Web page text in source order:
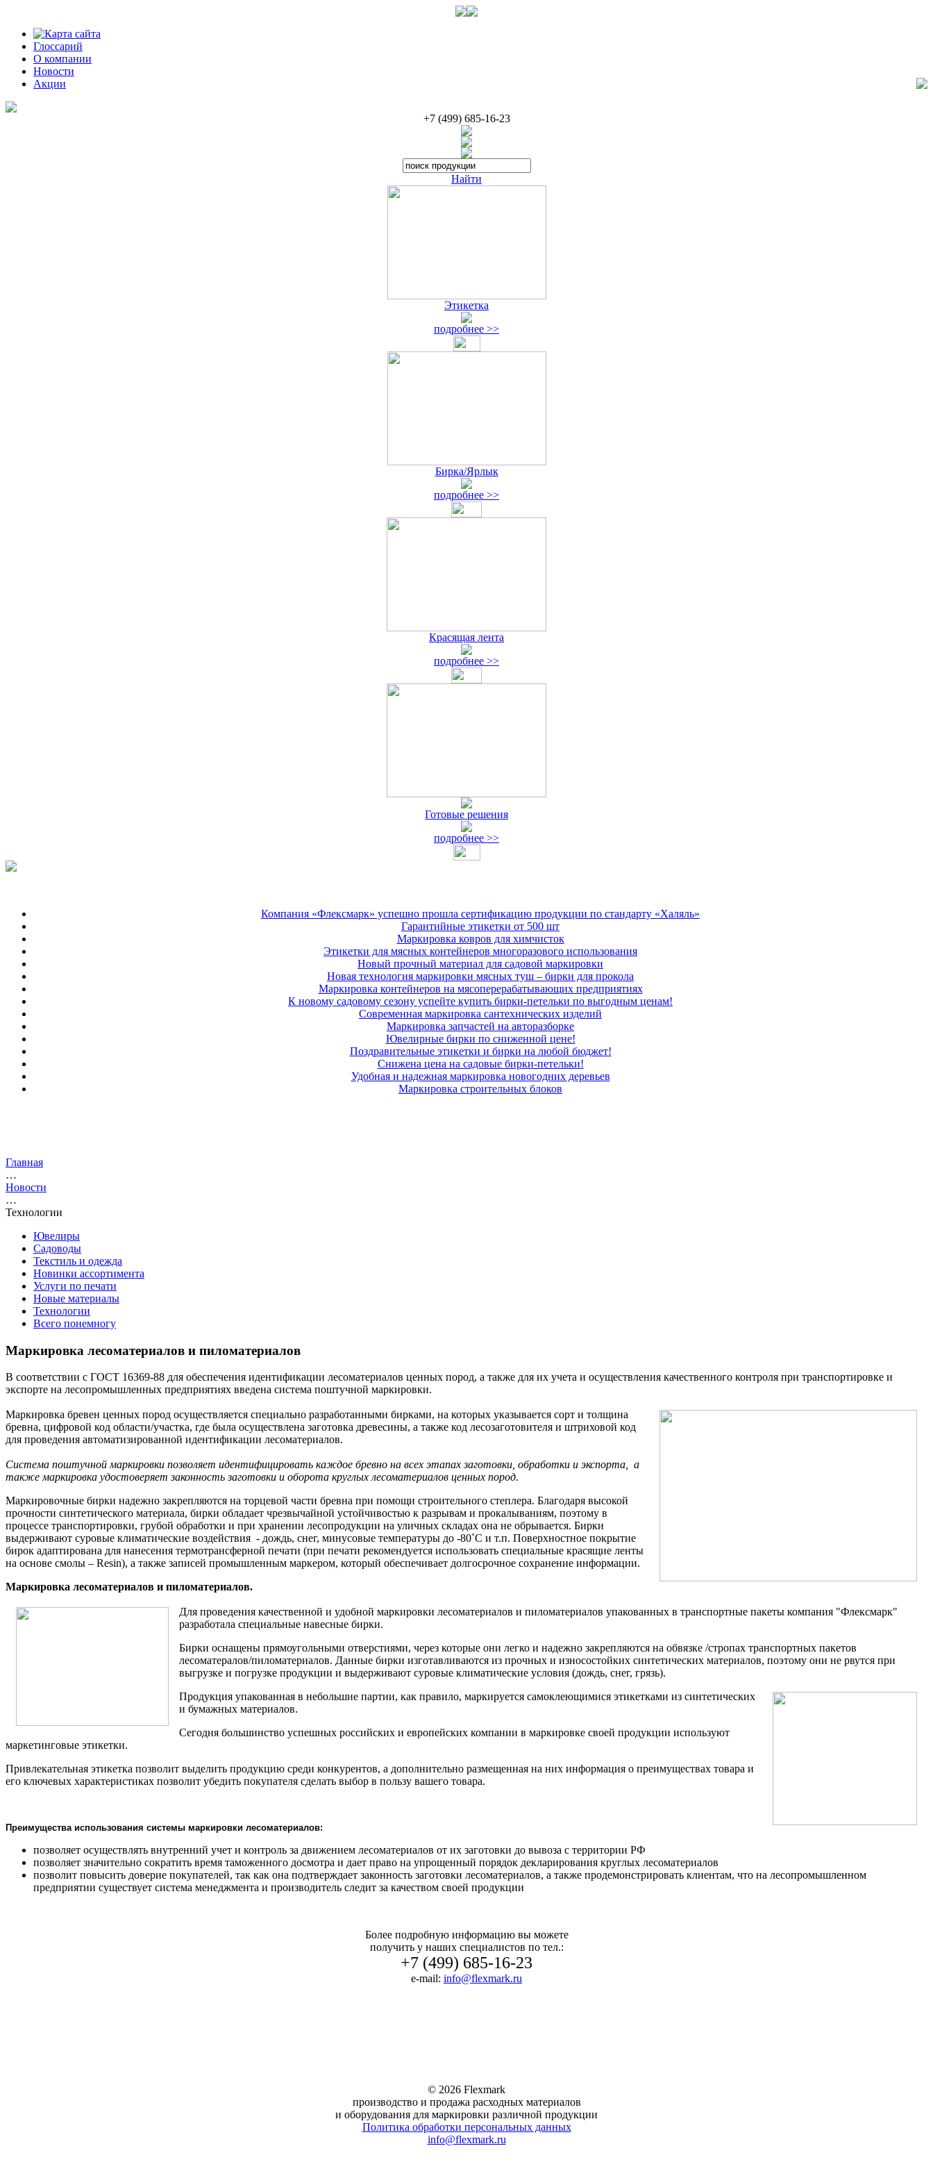
Карта сайта
Глоссарий
О компании
Новости
Акции
+7(499) 685-16-23
Найти
Этикетка
подробнее >>
Бирка/Ярлык
подробнее >>
Красящая лента
подробнее >>
Готовые решения
подробнее >>
Компания «Флексмарк» успешно прошла сертификацию продукции по стандарту «Халяль»
Гарантийные этикетки от 500 шт
Маркировка ковров для химчисток
Этикетки для мясных контейнеров многоразового использования
Новый прочный материал для садовой маркировки
Новая технология маркировки мясных туш – бирки для прокола
Маркировка контейнеров на мясоперерабатывающих предприятиях
К новому садовому сезону успейте купить бирки-петельки по выгодным ценам!
Современная маркировка сантехнических изделий
Маркировка запчастей на авторазборке
Ювелирные бирки по сниженной цене!
Поздравительные этикетки и бирки на любой бюджет!
Снижена цена на садовые бирки-петельки!
Удобная и надежная маркировка новогодних деревьев
Маркировка строительных блоков
Главная
…
Новости
…
Технологии
Ювелиры
Садоводы
Текстиль и одежда
Новинки ассортимента
Услуги по печати
Новые материалы
Технологии
Всего понемногу
Маркировка лесоматериалов и пиломатериалов
В соответствии с ГОСТ 16369-88 для обеспечения идентификации лесоматериалов ценных пород, а также для их учета и осуществления качественного контроля при транспортировке и
экспорте на лесопромышленных предприятиях введена система поштучной маркировки.
Маркировка бревен ценных пород осуществляется специально разработанными бирками, на которых указывается сорт и толщина
бревна, цифровой код области/участка, где была осуществлена заготовка древесины, а также код лесозаготовителя и штриховой код
для проведения автоматизированной идентификации лесоматериалов.
Система поштучной маркировки позволяет идентифицировать каждое бревно на всех этапах заготовки, обработки и экспорта, а
также маркировка удостоверяет законность заготовки и оборота круглых лесоматериалов ценных пород.
Маркировочные бирки надежно закрепляются на торцевой части бревна при помощи строительного степлера. Благодаря высокой
прочности синтетического материала, бирки обладает чрезвычайной устойчивостью к разрывам и прокалываниям, поэтому в
процессе транспортировки, грубой обработки и при хранении лесопродукции на уличных складах она не обрывается. Бирки
выдерживают суровые климатические воздействия - дождь, снег, минусовые температуры до -80˚С и т.п. Поверхностное покрытие
бирок адаптирована для нанесения термотрансферной печати (при печати рекомендуется использовать специальные красящие ленты
на основе смолы – Resin), а также записей промышленным маркером, который обеспечивает долгосрочное сохранение информации.
Маркировка лесоматериалов и пиломатериалов.
Для проведения качественной и удобной маркировки лесоматериалов и пиломатериалов упакованных в транспортные пакеты компания "Флексмарк"
разработала специальные навесные бирки.
Бирки оснащены прямоугольными отверстиями, через которые они легко и надежно закрепляются на обвязке /стропах транспортных пакетов
лесоматералов/пиломатериалов. Данные бирки изготавливаются из прочных и износостойких синтетических материалов, поэтому они не рвутся при
выгрузке и погрузке продукции и выдерживают суровые климатические условия (дождь, снег, грязь).
Продукция упакованная в небольшие партии, как правило, маркируется самоклеющимися этикетками из синтетических
и бумажных материалов.
Сегодня большинство успешных российских и европейских компании в маркировке своей продукции используют
маркетинговые этикетки.
Привлекательная этикетка позволит выделить продукцию среди конкурентов, а дополнительно размещенная на них информация о преимуществах товара и
его ключевых характеристиках позволит убедить покупателя сделать выбор в пользу вашего товара.
Преимущества использования системы маркировки лесоматериалов:
позволяет осуществлять внутренний учет и контроль за движением лесоматериалов от их заготовки до вывоза с территории РФ
позволяет значительно сократить время таможенного досмотра и дает право на упрощенный порядок декларирования круглых лесоматериалов
позволит повысить доверие покупателей, так как она подтверждает законность заготовки лесоматериалов, а также продемонстрировать клиентам, что на лесопромышленном
предприятии существует система менеджмента и производитель следит за качеством своей продукции
Более подробную информацию вы можете
получить у наших специалистов по тел.:
+7 (499) 685-16-23
e-mail: info@flexmark.ru
© 2026 Flexmark
производство и продажа расходных материалов
и оборудования для маркировки различной продукции
Политика обработки персональных данных
info@flexmark.ru